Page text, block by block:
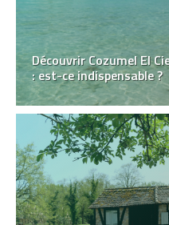
Découvrir Cozumel El
: est-ce indispensable ?